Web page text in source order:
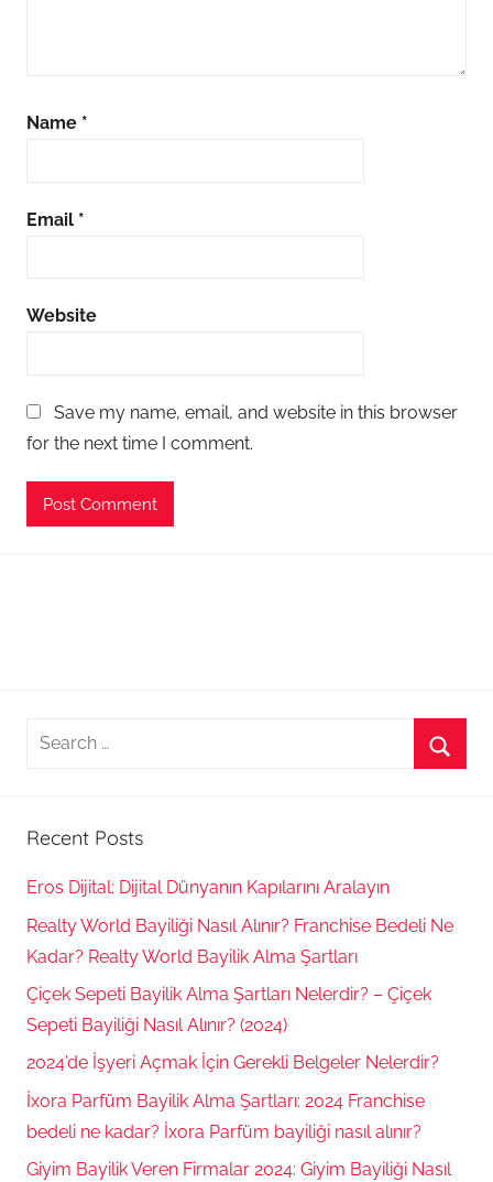
Name *
Email *
Website
Save my name, email, and website in this browser
for the next time I comment.
Search
Recent Posts
Eros Dijital: Dijital Dünyanın Kapılarını Aralayın
Realty World Bayiliği Nasıl Alınır? Franchise Bedeli Ne
Kadar? Realty World Bayilik Alma Şartları
Çiçek Sepeti Bayilik Alma Şartları Nelerdir? – Çiçek
Sepeti Bayiliği Nasıl Alınır? (2024)
2024’de İşyeri Açmak İçin Gerekli Belgeler Nelerdir?
İxora Parfüm Bayilik Alma Şartları: 2024 Franchise
bedeli ne kadar? İxora Parfüm bayiliği nasıl alınır?
Giyim Bayilik Veren Firmalar 2024: Giyim Bayiliği Nasıl